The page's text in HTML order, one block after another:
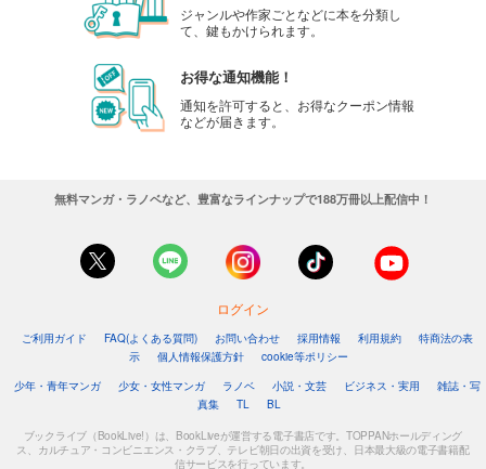
ジャンルや作家ごとなどに本を分類し
て、鍵もかけられます。
お得な通知機能！
通知を許可すると、お得なクーポン情報
などが届きます。
無料マンガ・ラノベなど、豊富なラインナップで188万冊以上配信中！
ログイン
ご利用ガイド FAQ(よくある質問) お問い合わせ 採用情報 利用規約
特商法の表
示
個人情報保護方針
cookie等ポリシー
少年・青年マンガ
少女・女性マンガ ラノベ 小説・文芸 ビジネス・実用
雑誌・写
真集
TL BL
ブックライブ（BookLive!）は、BookLiveが運営する電子書店です。TOPPANホールディング
ス、カルチュア・コンビニエンス・クラブ、テレビ朝日の出資を受け、日本最大級の電子書籍配
信サービスを行っています。